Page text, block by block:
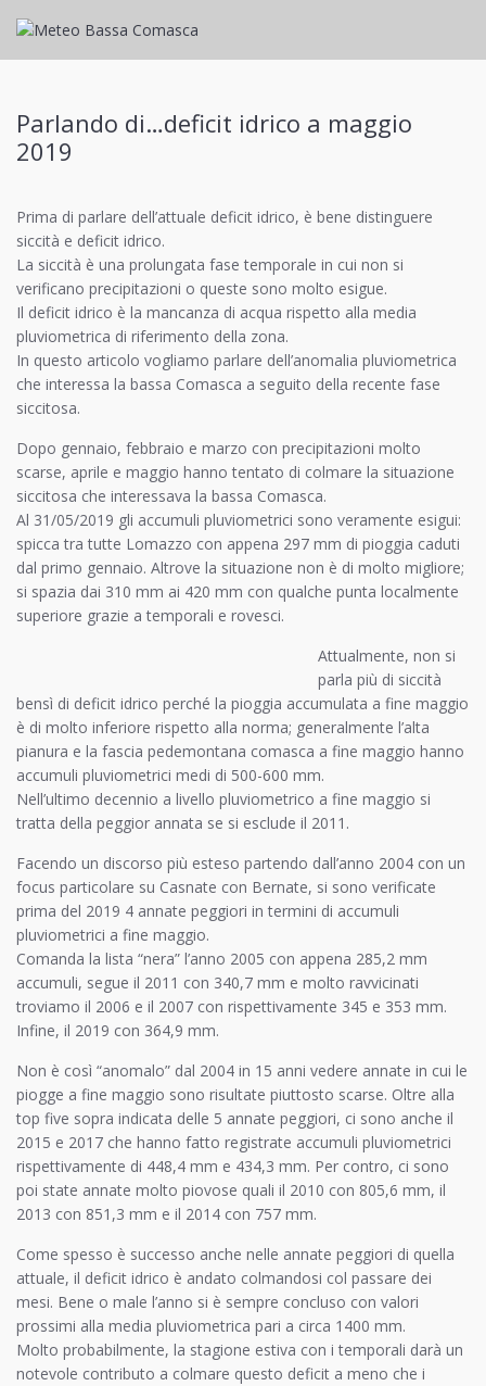
Parlando di…deficit idrico a maggio
2019
Prima di parlare dell’attuale deficit idrico, è bene distinguere
siccità e deficit idrico.
La siccità è una prolungata fase temporale in cui non si
verificano precipitazioni o queste sono molto esigue.
Il deficit idrico è la mancanza di acqua rispetto alla media
pluviometrica di riferimento della zona.
In questo articolo vogliamo parlare dell’anomalia pluviometrica
che interessa la bassa Comasca a seguito della recente fase
siccitosa.
Dopo gennaio, febbraio e marzo con precipitazioni molto
scarse, aprile e maggio hanno tentato di colmare la situazione
siccitosa che interessava la bassa Comasca.
Al 31/05/2019 gli accumuli pluviometrici sono veramente esigui:
spicca tra tutte Lomazzo con appena 297 mm di pioggia caduti
dal primo gennaio. Altrove la situazione non è di molto migliore;
si spazia dai 310 mm ai 420 mm con qualche punta localmente
superiore grazie a temporali e rovesci.
Attualmente, non si
parla più di siccità
bensì di deficit idrico perché la pioggia accumulata a fine maggio
è di molto inferiore rispetto alla norma; generalmente l’alta
pianura e la fascia pedemontana comasca a fine maggio hanno
accumuli pluviometrici medi di 500-600 mm.
Nell’ultimo decennio a livello pluviometrico a fine maggio si
tratta della peggior annata se si esclude il 2011.
Facendo un discorso più esteso partendo dall’anno 2004 con un
focus particolare su Casnate con Bernate, si sono verificate
prima del 2019 4 annate peggiori in termini di accumuli
pluviometrici a fine maggio.
Comanda la lista “nera” l’anno 2005 con appena 285,2 mm
accumuli, segue il 2011 con 340,7 mm e molto ravvicinati
troviamo il 2006 e il 2007 con rispettivamente 345 e 353 mm.
Infine, il 2019 con 364,9 mm.
Non è così “anomalo” dal 2004 in 15 anni vedere annate in cui le
piogge a fine maggio sono risultate piuttosto scarse. Oltre alla
top five sopra indicata delle 5 annate peggiori, ci sono anche il
2015 e 2017 che hanno fatto registrate accumuli pluviometrici
rispettivamente di 448,4 mm e 434,3 mm. Per contro, ci sono
poi state annate molto piovose quali il 2010 con 805,6 mm, il
2013 con 851,3 mm e il 2014 con 757 mm.
Come spesso è successo anche nelle annate peggiori di quella
attuale, il deficit idrico è andato colmandosi col passare dei
mesi. Bene o male l’anno si è sempre concluso con valori
prossimi alla media pluviometrica pari a circa 1400 mm.
Molto probabilmente, la stagione estiva con i temporali darà un
notevole contributo a colmare questo deficit a meno che i